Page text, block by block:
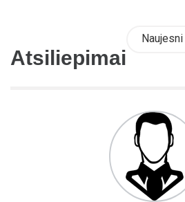
Atsiliepimai
Naujesni